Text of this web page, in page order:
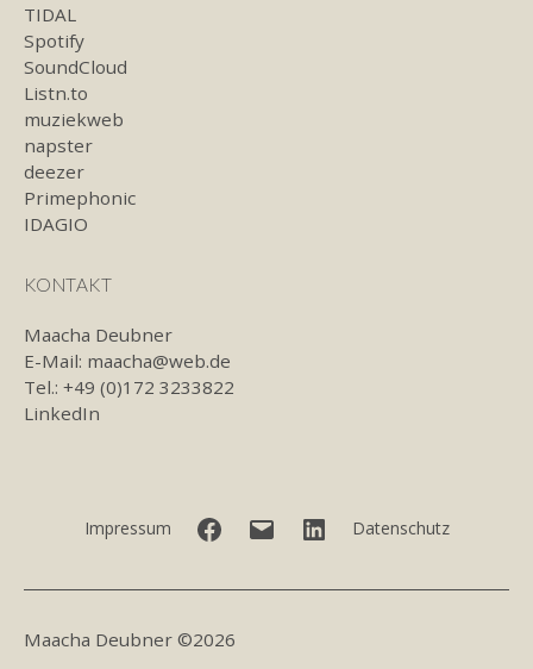
TIDAL
Spotify
SoundCloud
Listn.to
muziekweb
napster
deezer
Primephonic
IDAGIO
KONTAKT
Maacha Deubner
E-Mail: maacha@web.de
Tel.: +49 (0)172 3233822
LinkedIn
Impressum Facebook LinkedIn
Datenschutz
Maacha Deubner ©2026